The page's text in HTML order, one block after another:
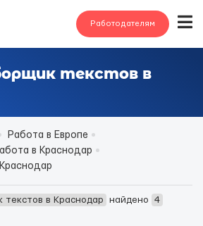
Работодателям
текстов в
Работа в Европе
в Краснодар
текстов в Краснодар найдено
4